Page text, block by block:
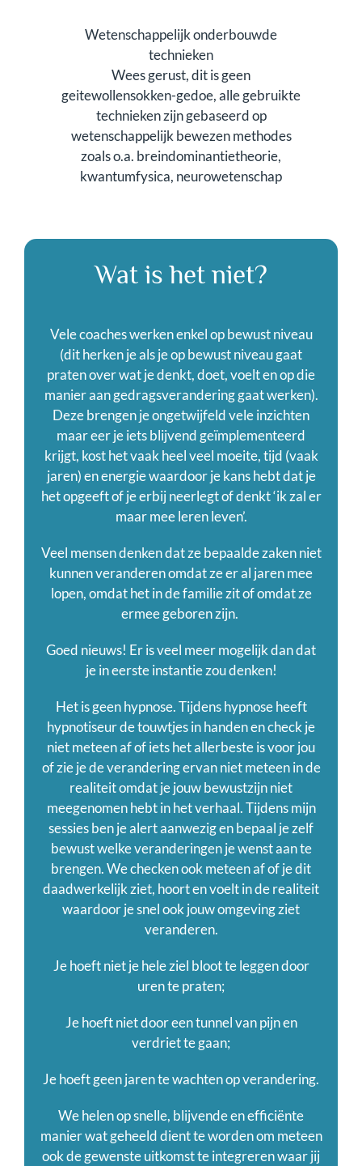
Wetenschappelijk onderbouwde
technieken
Wees gerust, dit is geen
geitewollensokken-gedoe, alle gebruikte
technieken zijn gebaseerd op
wetenschappelijk bewezen methodes
zoals o.a. breindominantietheorie,
kwantumfysica, neurowetenschap
Wat is het niet?
Vele coaches werken enkel op bewust niveau
(dit herken je als je op bewust niveau gaat
praten over wat je denkt, doet, voelt en op die
manier aan gedragsverandering gaat werken).
Deze brengen je ongetwijfeld vele inzichten
maar eer je iets blijvend geïmplementeerd
krijgt, kost het vaak heel veel moeite, tijd (vaak
jaren) en energie waardoor je kans hebt dat je
het opgeeft of je erbij neerlegt of denkt ‘ik zal er
maar mee leren leven’.
Veel mensen denken dat ze bepaalde zaken niet
kunnen veranderen omdat ze er al jaren mee
lopen, omdat het in de familie zit of omdat ze
ermee geboren zijn.
Goed nieuws! Er is veel meer mogelijk dan dat
je in eerste instantie zou denken!
Het is geen hypnose. Tijdens hypnose heeft
hypnotiseur de touwtjes in handen en check je
niet meteen af of iets het allerbeste is voor jou
of zie je de verandering ervan niet meteen in de
realiteit omdat je jouw bewustzijn niet
meegenomen hebt in het verhaal. Tijdens mijn
sessies ben je alert aanwezig en bepaal je zelf
bewust welke veranderingen je wenst aan te
brengen. We checken ook meteen af of je dit
daadwerkelijk ziet, hoort en voelt in de realiteit
waardoor je snel ook jouw omgeving ziet
veranderen.
Je hoeft niet je hele ziel bloot te leggen door
uren te praten;
Je hoeft niet door een tunnel van pijn en
verdriet te gaan;
Je hoeft geen jaren te wachten op verandering.
We helen op snelle, blijvende en efficiënte
manier wat geheeld dient te worden om meteen
ook de gewenste uitkomst te integreren waar jij